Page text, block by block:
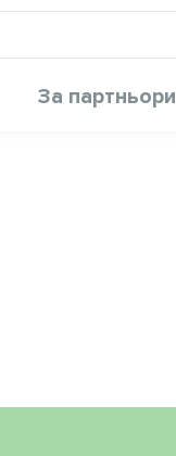
За партньори